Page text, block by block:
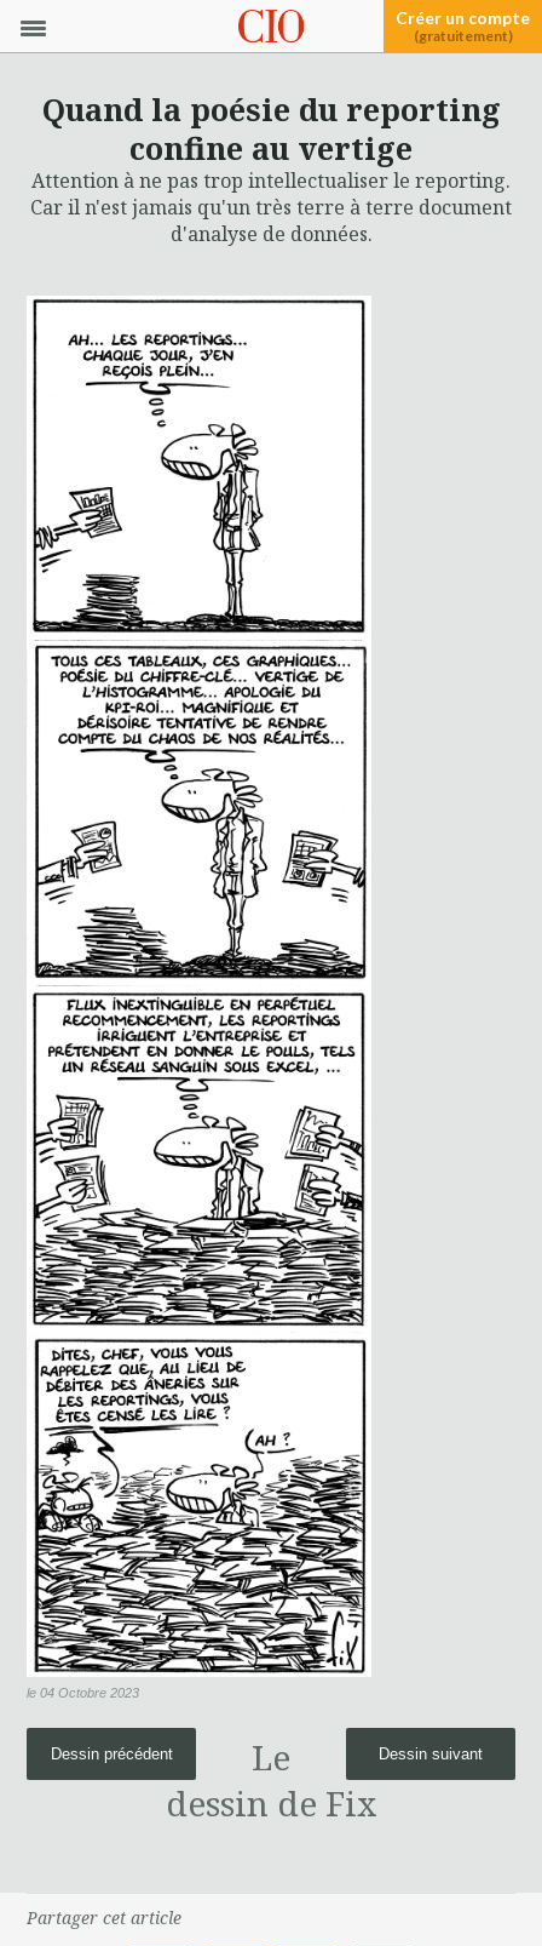
Créer un compte
(gratuitement)
Quand la poésie du reporting
confine au vertige
Attention à ne pas trop intellectualiser le reporting.
Car il n'est jamais qu'un très terre à terre document
d'analyse de données.
le 04 Octobre 2023
Dessin suivant
Dessin précédent
Le
dessin de Fix
Partager cet article